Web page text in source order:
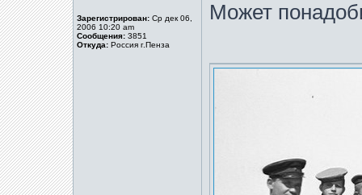
Зарегистрирован: Ср дек 06,
2006 10:20 am
Сообщения: 3851
Откуда: Россия г.Пенза
Может